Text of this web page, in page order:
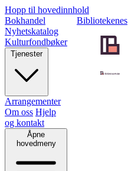
Hopp til hovedinnhold
Bibliotekenes
Bokhandel
Nyhetskatalog
Kulturfondbøker
Tjenester
Arrangementer
Om oss Hjelp
og kontakt
Åpne
hovedmeny